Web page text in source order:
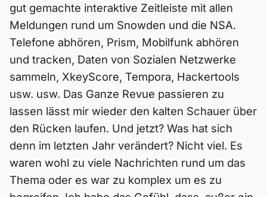
gut gemachte interaktive Zeitleiste mit allen
Meldungen rund um Snowden und die NSA.
Telefone abhören, Prism, Mobilfunk abhören
und tracken, Daten von Sozialen Netzwerke
sammeln, XkeyScore, Tempora, Hackertools
usw. usw. Das Ganze Revue passieren zu
lassen lässt mir wieder den kalten Schauer über
den Rücken laufen. Und jetzt? Was hat sich
denn im letzten Jahr verändert? Nicht viel. Es
waren wohl zu viele Nachrichten rund um das
Thema oder es war zu komplex um es zu